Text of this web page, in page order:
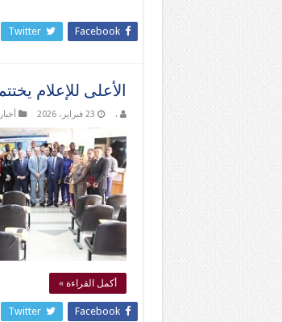
Facebook
Twitter
الأعلى للإعلام يختتم فعاليات
. 23 فبراير، 2026
أكمل القراءة »
Facebook
Twitter